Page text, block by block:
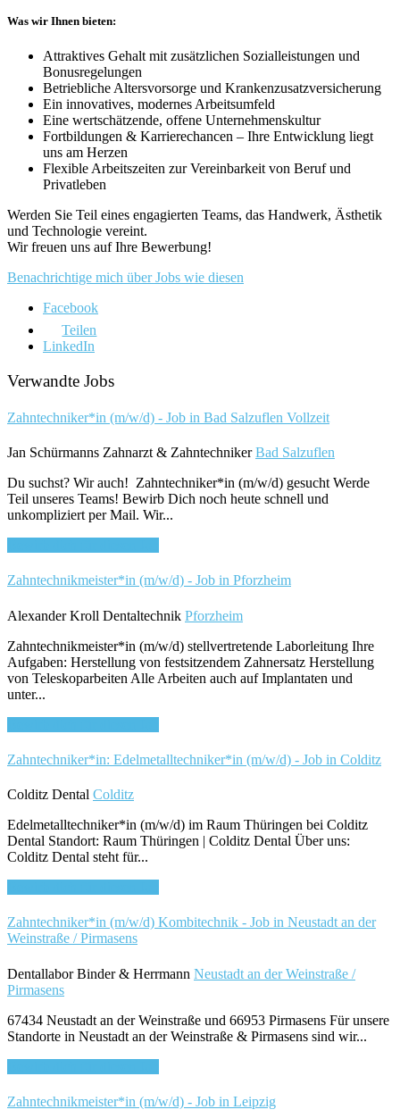
Was wir Ihnen bieten:
Attraktives Gehalt mit zusätzlichen Sozialleistungen und
Bonusregelungen
Betriebliche Altersvorsorge und Krankenzusatzversicherung
Ein innovatives, modernes Arbeitsumfeld
Eine wertschätzende, offene Unternehmenskultur
Fortbildungen & Karrierechancen – Ihre Entwicklung liegt
uns am Herzen
Flexible Arbeitszeiten zur Vereinbarkeit von Beruf und
Privatleben
Werden Sie Teil eines engagierten Teams, das Handwerk, Ästhetik
und Technologie vereint.
Wir freuen uns auf Ihre Bewerbung!
Benachrichtige mich über Jobs wie diesen
Facebook
Teilen
LinkedIn
Verwandte Jobs
Zahntechniker*in (m/w/d) - Job in Bad Salzuflen Vollzeit
Jan Schürmanns Zahnarzt & Zahntechniker Bad Salzuflen
Du suchst? Wir auch! Zahntechniker*in (m/w/d) gesucht Werde
Teil unseres Teams! Bewirb Dich noch heute schnell und
unkompliziert per Mail. Wir...
Zahntechnikmeister*in (m/w/d) - Job in Pforzheim
Alexander Kroll Dentaltechnik Pforzheim
Zahntechnikmeister*in (m/w/d) stellvertretende Laborleitung Ihre
Aufgaben: Herstellung von festsitzendem Zahnersatz Herstellung
von Teleskoparbeiten Alle Arbeiten auch auf Implantaten und
unter...
Zahntechniker*in: Edelmetalltechniker*in (m/w/d) - Job in Colditz
Colditz Dental Colditz
Edelmetalltechniker*in (m/w/d) im Raum Thüringen bei Colditz
Dental Standort: Raum Thüringen | Colditz Dental Über uns:
Colditz Dental steht für...
Zahntechniker*in (m/w/d) Kombitechnik - Job in Neustadt an der
Weinstraße / Pirmasens
Dentallabor Binder & Herrmann Neustadt an der Weinstraße /
Pirmasens
67434 Neustadt an der Weinstraße und 66953 Pirmasens Für unsere
Standorte in Neustadt an der Weinstraße & Pirmasens sind wir...
Zahntechnikmeister*in (m/w/d) - Job in Leipzig